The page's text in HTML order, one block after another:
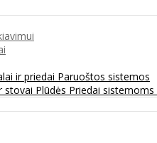
ir priedai Paruoštos sistemos
stovai Plūdės Priedai sistemoms